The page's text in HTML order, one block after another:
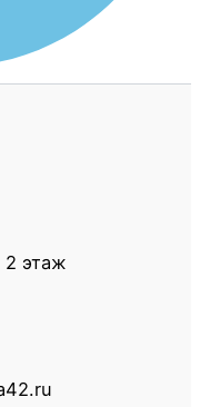
2 этаж